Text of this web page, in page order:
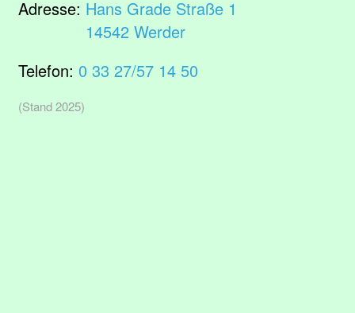
Adresse: Hans Grade Straße 1
14542 Werder
Telefon: 0 33 27/57 14 50
(Stand 2025)